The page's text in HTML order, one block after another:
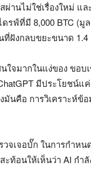
ผ่านไม่ใช่เรื่องใหม่
รฟ์ที่มี 8,000 BTC (มู
ฝังกลบขยะขนาด
ใจมากในแง่ของ ขอบ
มีประโยชน์
นคือ การวิเคราะห์ข้
วจเจอบั๊ก ในการกำ
ท้อนให้เห็นว่า AI กำ